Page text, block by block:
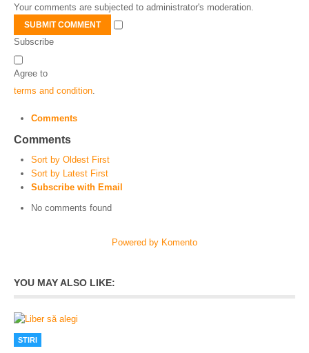
Your comments are subjected to administrator's moderation.
SUBMIT COMMENT
Subscribe
Agree to
terms and condition
Comments
Comments
Sort by Oldest First
Sort by Latest First
Subscribe with Email
No comments found
Powered by Komento
YOU MAY ALSO LIKE:
STIRI